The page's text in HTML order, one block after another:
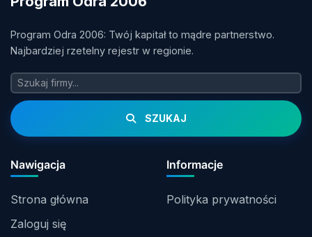
Program Odra 2006: Twój kapitał to mądre partnerstwo.
Najbardziej rzetelny rejestr w regionie.
SZUKAJ
Nawigacja
Strona główna
Zaloguj się
Informacje
Polityka prywatności